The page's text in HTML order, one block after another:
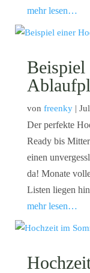
mehr lesen…
Beispiel
von freenky|
Der perfekte
Ready bis
einen
da! Monate
Listen liegen
mehr lesen…